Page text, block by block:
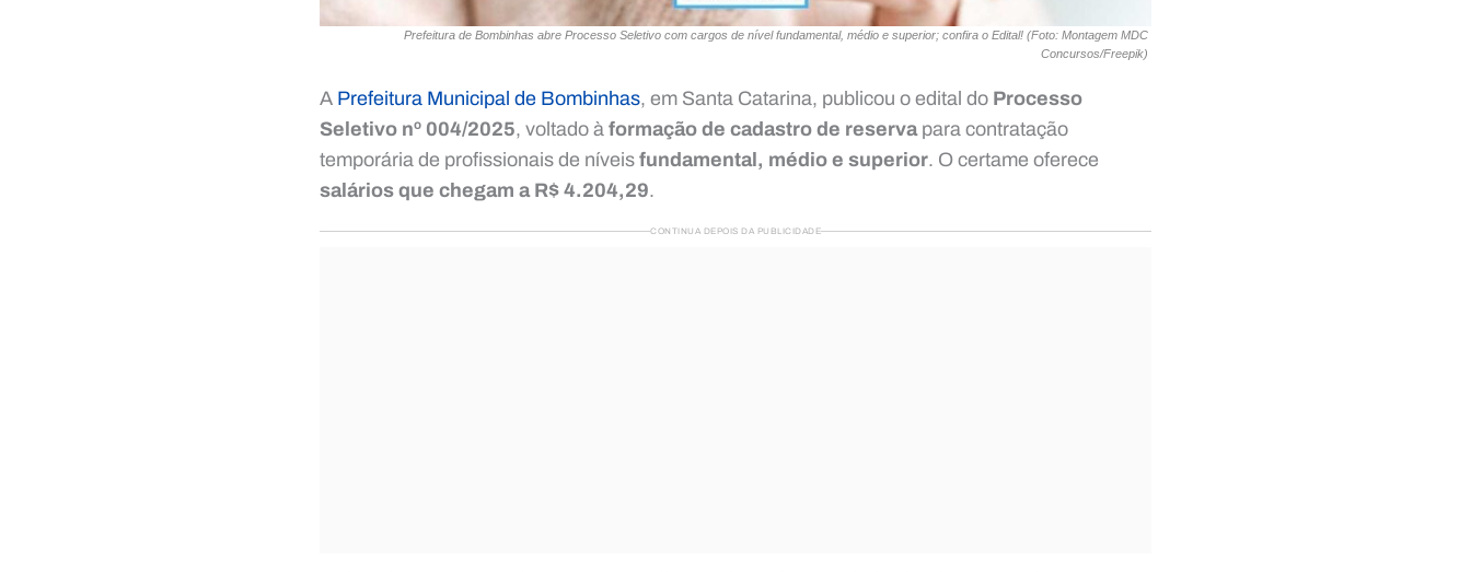
Prefeitura de Bombinhas abre Processo Seletivo com cargos de nível fundamental, médio e superior; confira o Edital! (Foto: Montagem MDC
Concursos/Freepik)
A Prefeitura Municipal de Bombinhas, em Santa Catarina, publicou o edital do Processo
Seletivo nº 004/2025, voltado à formação de cadastro de reservapara contratação
temporária de profissionais de níveis fundamental, médio e superior. O certame oferece
salários que chegam a R$ 4.204,29.
CONTINUA DEPOIS DA PUBLICIDADE